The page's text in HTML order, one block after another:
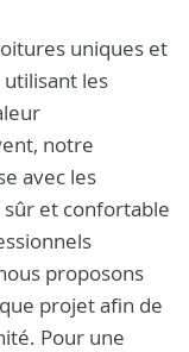
uniques et
les
notre
avec les
et confortable
proposons
projet afin de
Pour une